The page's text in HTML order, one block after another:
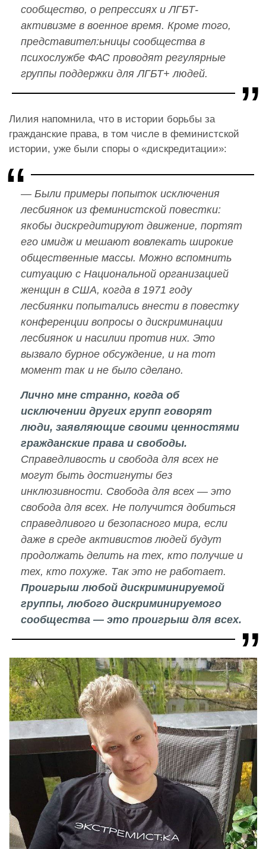
сообщество, о репрессиях и ЛГБТ-
активизме в военное время. Кроме того,
представител:ьницы сообщества в
психослужбе ФАС проводят регулярные
группы поддержки для ЛГБТ+ людей.
Лилия напомнила, что в истории борьбы за
гражданские права, в том числе в феминистской
истории, уже были споры о «дискредитации»:
— Были примеры попыток исключения
лесбиянок из феминистской повестки:
якобы дискредитируют движение, портят
его имидж и мешают вовлекать широкие
общественные массы. Можно вспомнить
ситуацию с Национальной организацией
женщин в США, когда в 1971 году
лесбиянки попытались внести в повестку
конференции вопросы о дискриминации
лесбиянок и насилии против них. Это
вызвало бурное обсуждение, и на тот
момент так и не было сделано.
Лично мне странно, когда об
исключении других групп говорят
люди, заявляющие своими ценностями
гражданские права и свободы.
Справедливость и свобода для всех не
могут быть достигнуты без
инклюзивности. Свобода для всех — это
свобода для всех. Не получится добиться
справедливого и безопасного мира, если
даже в среде активистов людей будут
продолжать делить на тех, кто получше и
тех, кто похуже. Так это не работает.
Проигрыш любой дискриминируемой
группы, любого дискриминируемого
сообщества — это проигрыш для всех.